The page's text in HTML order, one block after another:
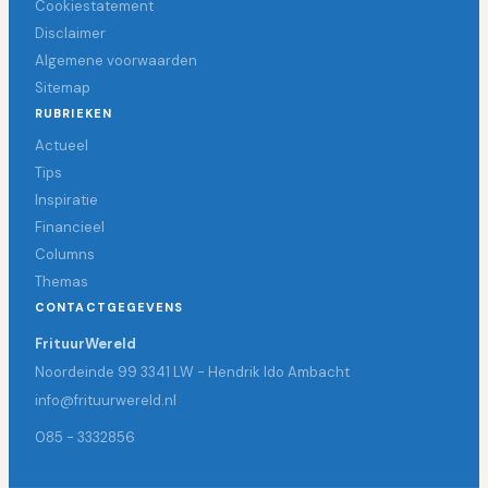
Cookiestatement
Disclaimer
Algemene voorwaarden
Sitemap
RUBRIEKEN
Actueel
Tips
Inspiratie
Financieel
Columns
Themas
CONTACTGEGEVENS
FrituurWereld
Noordeinde 99 3341 LW - Hendrik Ido Ambacht
info@frituurwereld.nl
085 - 3332856